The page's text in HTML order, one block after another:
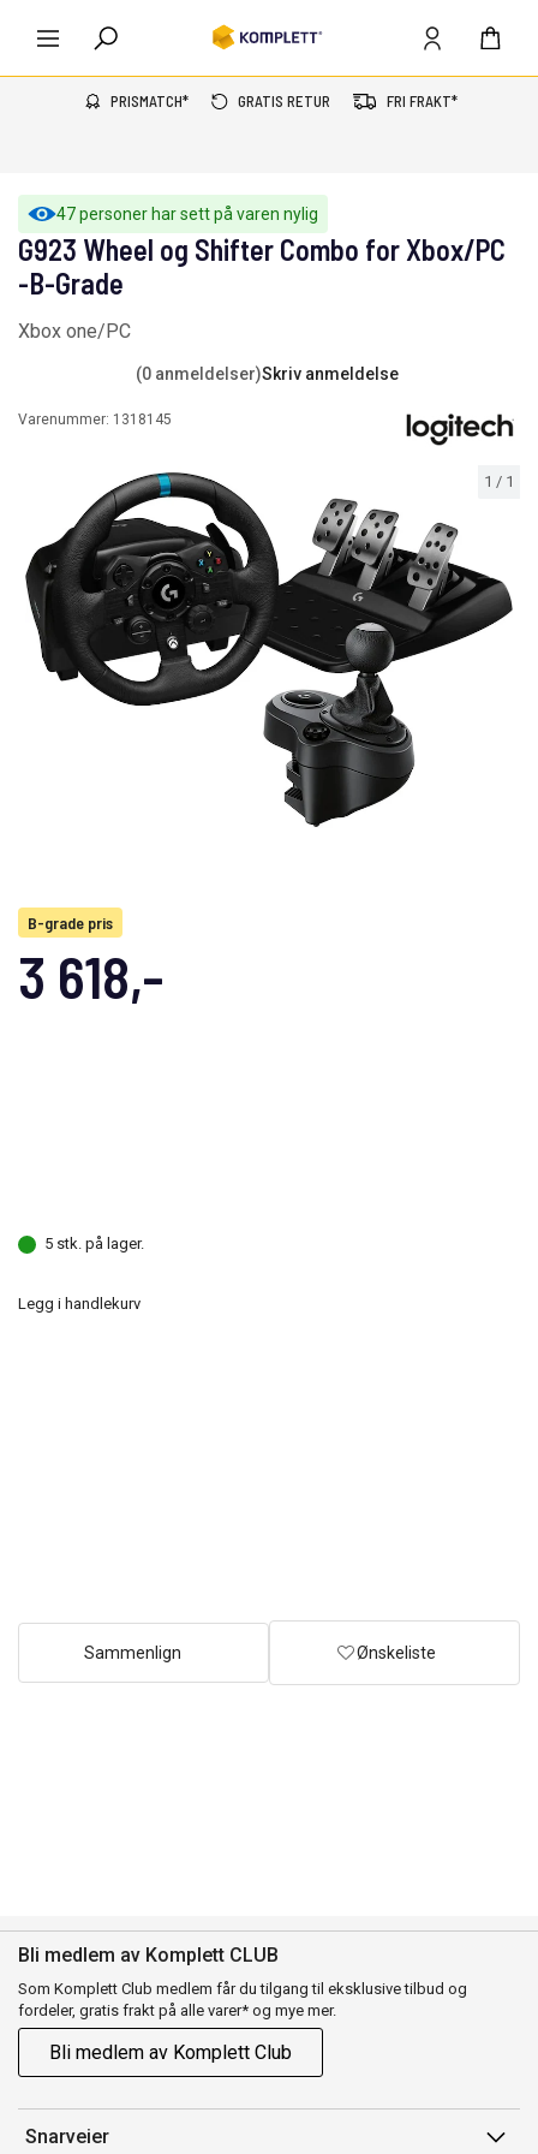
PRISMATCH* GRATIS RETUR FRI FRAKT*
47 personer har sett på varen nylig
1 / 1
G923 Wheel og Shifter Combo for Xbox/PC
-B-Grade
Xbox one/PC
(0 anmeldelser)Skriv anmeldelse
Varenummer: 1318145
B-grade pris
3 618,-
5 stk. på lager.
Legg i handlekurv
Sammenlign Ønskeliste
Bli medlem av Komplett CLUB
Som Komplett Club medlem får du tilgang til eksklusive tilbud og
fordeler, gratis frakt på alle varer* og mye mer.
Bli medlem av Komplett Club
Snarveier